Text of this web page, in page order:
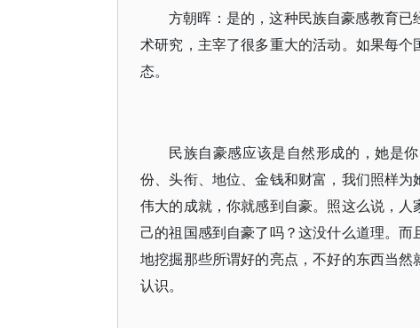
方朝晖：是的，这种民族自豪感教育
术研究，主宰了很多重大的活动。如果每
态。
民族自豪感应该是自然形成的，她是
份、头衔、地位、金钱和财富，我们照样
伟大的成就，你就感到自豪。照这么说，
己的祖国感到自豪了吗？这没什么道理。
地挖掘那些所谓好的亮点，不好的东西当
认识。